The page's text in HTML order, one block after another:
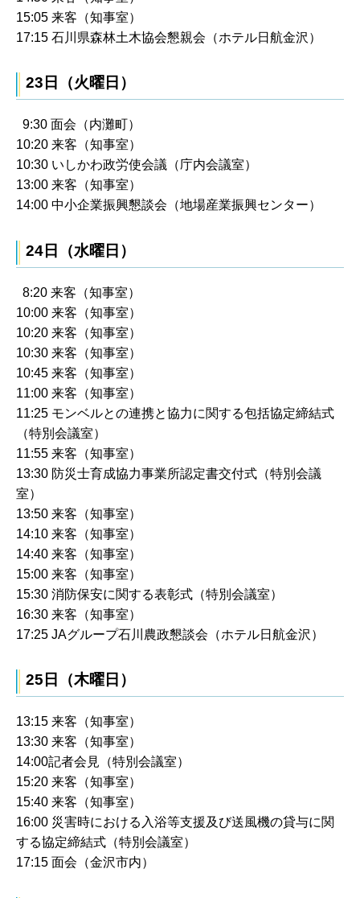
15:05 来客（知事室）
17:15 石川県森林土木協会懇親会（ホテル日航金沢）
23日（火曜日）
9:30 面会（内灘町）
10:20 来客（知事室）
10:30 いしかわ政労使会議（庁内会議室）
13:00 来客（知事室）
14:00 中小企業振興懇談会（地場産業振興センター）
24日（水曜日）
8:20 来客（知事室）
10:00 来客（知事室）
10:20 来客（知事室）
10:30 来客（知事室）
10:45 来客（知事室）
11:00 来客（知事室）
11:25 モンベルとの連携と協力に関する包括協定締結式
（特別会議室）
11:55 来客（知事室）
13:30 防災士育成協力事業所認定書交付式（特別会議
室）
13:50 来客（知事室）
14:10 来客（知事室）
14:40 来客（知事室）
15:00 来客（知事室）
15:30 消防保安に関する表彰式（特別会議室）
16:30 来客（知事室）
17:25 JAグループ石川農政懇談会（ホテル日航金沢）
25日（木曜日）
13:15 来客（知事室）
13:30 来客（知事室）
14:00記者会見（特別会議室）
15:20 来客（知事室）
15:40 来客（知事室）
16:00 災害時における入浴等支援及び送風機の貸与に関
する協定締結式（特別会議室）
17:15 面会（金沢市内）